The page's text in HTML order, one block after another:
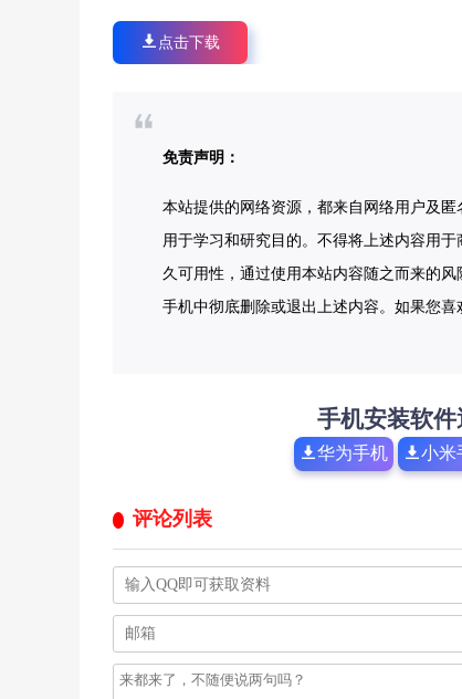
点击下载
免责声明：
本站提供的网络资源，都来自网络用户及
用于学习和研究目的。不得将上述内容用
久可用性，通过使用本站内容随之而来的
手机中彻底删除或退出上述内容。如果您
手机安装软
华为手机 小米
评论列表